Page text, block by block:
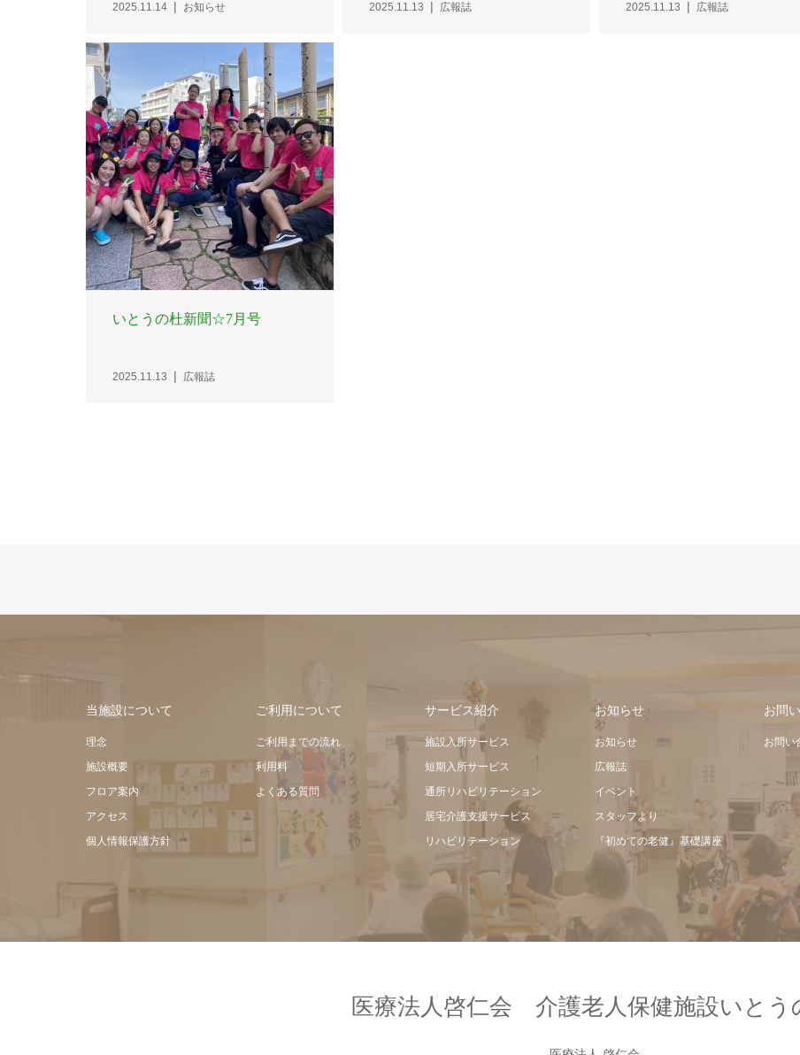
2025.11.14 お知らせ 2025.11.13 広報誌 2025.11.13 広報誌
いとうの杜新聞☆7月号
2025.11.13 広報誌
当施設について
理念
施設概要
フロア案内
アクセス
個人情報保護方針
ご利用について
ご利用までの流れ
利用料
よくある質問
サービス紹介
施設入所サービス
短期入所サービス
通所リハビリテーション
居宅介護支援サービス
リハビリテーション
お知らせ
お知らせ
広報誌
イベント
スタッフより
『初めての老健』基礎講座
お問
お問い
医療法人啓仁会 介護老人保健施設いとう